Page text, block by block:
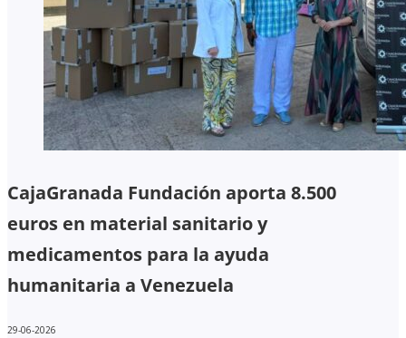
CajaGranada Fundación aporta 8.500
euros en material sanitario y
medicamentos para la ayuda
humanitaria a Venezuela
29-06-2026